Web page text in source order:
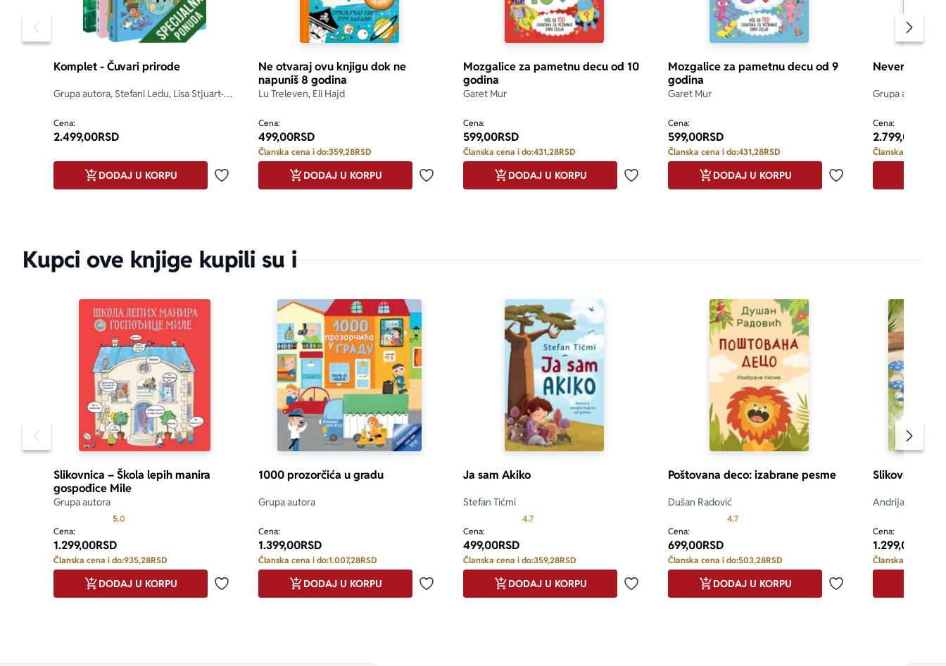
Pomeranje sadržaja slajdera u levo
Komplet - Čuvari prirode
Grupa autora, Stefani Ledu, Lisa Stjuart-
Cena:
2.499,00RSD
Dodaj u omiljene
DODAJ U KORPU
Ne otvaraj ovu knjigu dok ne
napuniš 8 godina
Lu Treleven, Eli Hajd
Cena:
499,00RSD
Članska cena i do:359,28RSD
Dodaj u omiljene
DODAJ U KORPU
Mozgalice za pametnu decu od 10
godina
Garet Mur
Cena:
599,00RSD
Članska cena i do:431,28RSD
Dodaj u omiljene
DODAJ U KORPU
Mozgalice za pametnu decu od 9
godina
Garet Mur
Cena:
599,00RSD
Članska cena i do:431,28RSD
Dodaj u omiljene
DODAJ U KORPU
Neverovatan
Grupa autora
Cena:
2.799,00
Članska cena i do:
Kupci ove knjige kupili su i
Pomeranje sadržaja slajdera u levo
Slikovnica – Škola lepih manira
gospođice Mile
Grupa autora
5.0
Cena:
1.299,00RSD
Članska cena i do:935,28RSD
Dodaj u omiljene
DODAJ U KORPU
1000 prozorčića u gradu
Grupa autora
Cena:
1.399,00RSD
Članska cena i do:1.007,28RSD
Dodaj u omiljene
DODAJ U KORPU
Ja sam Akiko
Stefan Tićmi
4.7Prosecna ocena je 4.7 od 5
Cena:
499,00RSD
Članska cena i do:359,28RSD
Dodaj u omiljene
DODAJ U KORPU
Poštovana deco: izabrane pesme
Dušan Radović
4.7Prosecna ocena je 4.7 od 5
Cena:
699,00RSD
Članska cena i do:503,28RSD
Dodaj u omiljene
DODAJ U KORPU
Slikovnica –
Andrija Milošević
Cena:
1.299,00
Članska cena i do: